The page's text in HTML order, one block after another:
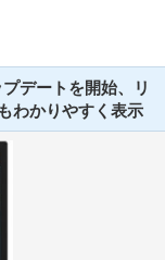
デートを開始、リ
わかりやすく表示